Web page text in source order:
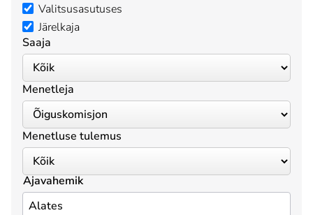
Valitsusasutuses
Järelkaja
Saaja
Menetleja
Menetluse tulemus
Ajavahemik
Alates